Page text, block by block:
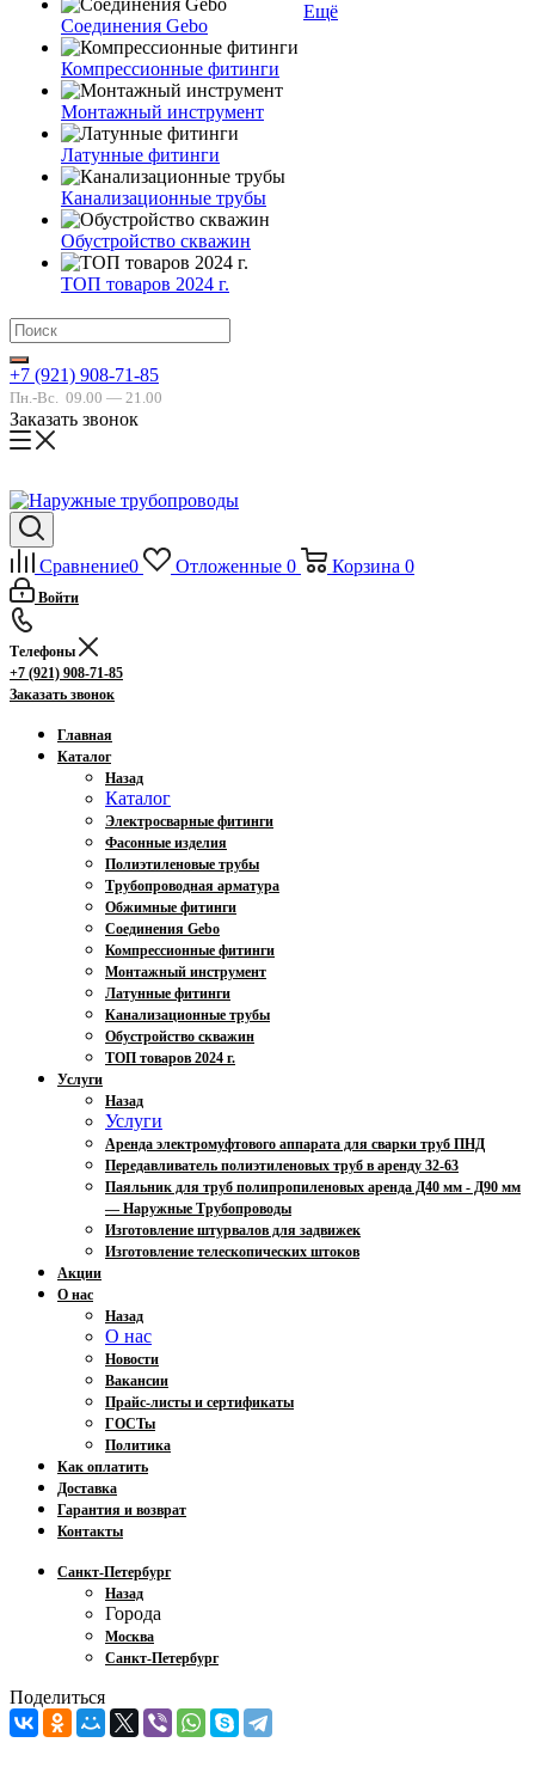
Соединения Gebo
Компрессионные фитинги
Монтажный инструмент
Латунные фитинги
Канализационные трубы
Обустройство скважин
ТОП товаров 2024 г.
Ещё
+7 (921) 908-71-85
Пн.-Вс. 09.00 — 21.00
Заказать звонок
Сравнение0 Отложенные 0 Корзина 0
Войти
Телефоны
+7 (921) 908-71-85
Заказать звонок
Главная
Каталог
Назад
Каталог
Электросварные фитинги
Фасонные изделия
Полиэтиленовые трубы
Трубопроводная арматура
Обжимные фитинги
Соединения Gebo
Компрессионные фитинги
Монтажный инструмент
Латунные фитинги
Канализационные трубы
Обустройство скважин
ТОП товаров 2024 г.
Услуги
Назад
Услуги
Аренда электромуфтового аппарата для сварки труб ПНД
Передавливатель полиэтиленовых труб в аренду 32-63
Паяльник для труб полипропиленовых аренда Д40 мм - Д90 мм
— Наружные Трубопроводы
Изготовление штурвалов для задвижек
Изготовление телескопических штоков
Акции
О нас
Назад
О нас
Новости
Вакансии
Прайс-листы и сертификаты
ГОСТы
Политика
Как оплатить
Доставка
Гарантия и возврат
Контакты
Санкт-Петербург
Назад
Города
Москва
Санкт-Петербург
Поделиться